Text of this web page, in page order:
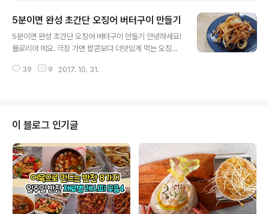
김, 소금 계란말이 넣은 깍두기 볶음밥 도시락 만들기 1.파,
소금 넣은 계란풀기 2.계란이 살짝 익을때 조미김 펼쳐주
기 할머니의 김 넣은 짭쪼름한 계란말이가 생각나죠. 3.계
부어서 연결해주세요. 4.완성된 두툼한 계란말이를 썰어
5분이면 완성 초간단 오징어 버터구이 만들기
5분이면 완성 초간단 오징어 버터구이 만들기 안녕하세요!
욜로리아 에요. 극장 가면 팝콘보다 더맛있게 먹는 오징어
수 있어요. 간식으로도 좋지만 무엇보다 맥주안주로 아주
만들거에요. 2.달궈진 후라이 팬에 버터 녹이기 버터가 녹
으면 중불로 줄여주세요 3.물에 불린 진미채 꽉 짜서 녹인
버터에 넣고 볶기 위생 장갑을 끼고 꽉 짜주세요. 4. 중불에
서 골고루 잘볶아주다 노릇해지면 설탕 뿌려섞어주기 순식
간 탈수 있으니 잘 섞어주세요. 설탕을 넣고 섞을때는 불을
꺼주세요. 5...
39 9 2017. 10. 31.
이 블로그 인기글